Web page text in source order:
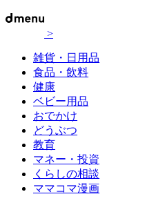
>
雑貨・日用品
食品・飲料
健康
ベビー用品
おでかけ
どうぶつ
教育
マネー・投資
くらしの相談
ママコマ漫画